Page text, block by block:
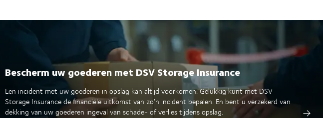
Bescherm uw goederen met DSV Storage Insurance
Een incident met uw goederen in opslag kan altijd voorkomen. Gelukkig kunt met DSV
Storage Insurance de financiële uitkomst van zo’n incident bepalen. En bent u verzekerd van
dekking van uw goederen ingeval van schade- of verlies tijdens opslag.